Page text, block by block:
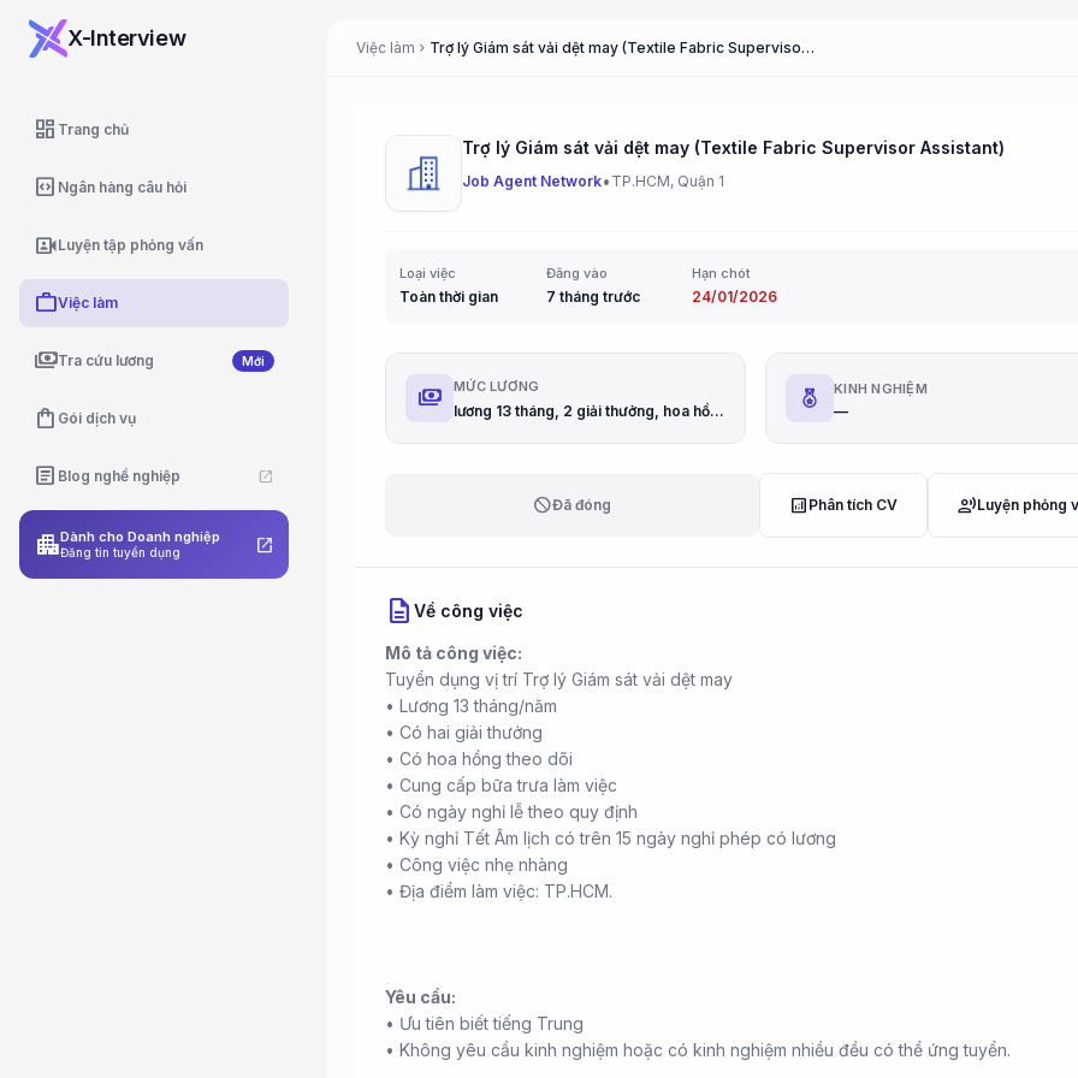
X-Interview
dashboard Trang chủ
code_blocks Ngân hàng câu hỏi
video_camera_frontLuyện tập phỏng vấn
workViệc làm
paymentsTra cứu lương Mới
shopping_bag Gói dịch vụ
article Blog nghề nghiệp open_in_new
apartmentDành cho Doanh nghiệp
Đăng tin tuyển dụng open_in_new
Việc làm chevron_right Trợ lý Giám sát vải dệt may (Textile Fabric Supervisor Assistant)
Trợ lý Giám sát vải dệt may (Textile Fabric Supervisor Assistant)
Job Agent Network• TP.HCM, Quận 1
Loại việc
Toàn thời gian
Đăng vào
7 tháng trước
Hạn chót
24/01/2026
payments MỨC LƯƠNG
lương 13 tháng, 2 giải thưởng, hoa hồng theo dõi thêm
KINH NGHIỆM
—
blockĐã đóng analytics Phân tích CV record_voice_overLuyện phỏng
description Về công việc
Mô tả công việc:
Tuyển dụng vị trí Trợ lý Giám sát vải dệt may
• Lương 13 tháng/năm
• Có hai giải thưởng
• Có hoa hồng theo dõi
• Cung cấp bữa trưa làm việc
• Có ngày nghỉ lễ theo quy định
• Kỳ nghỉ Tết Âm lịch có trên 15 ngày nghỉ phép có lương
• Công việc nhẹ nhàng
• Địa điểm làm việc: TP.HCM.
Yêu cầu:
• Ưu tiên biết tiếng Trung
• Không yêu cầu kinh nghiệm hoặc có kinh nghiệm nhiều đều có thể ứng tuyển.